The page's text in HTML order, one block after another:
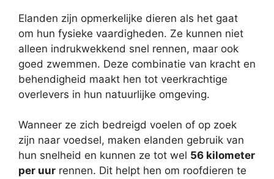
Elanden zijn opmerkelijke dieren als het gaat
om hun fysieke vaardigheden. Ze kunnen niet
alleen indrukwekkend snel rennen, maar ook
goed zwemmen. Deze combinatie van kracht en
behendigheid maakt hen tot veerkrachtige
overlevers in hun natuurlijke omgeving.
Wanneer ze zich bedreigd voelen of op zoek
zijn naar voedsel, maken elanden gebruik van
hun snelheid en kunnen ze tot wel 56 kilometer
per uur rennen. Dit helpt hen om roofdieren te